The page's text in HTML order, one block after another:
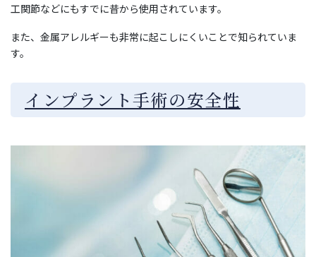
工関節などにもすでに昔から使用されています。
また、金属アレルギーも非常に起こしにくいことで知られていま
す。
インプラント手術の安全性